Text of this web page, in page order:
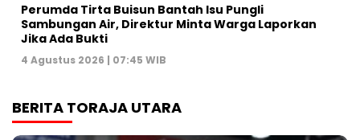
Perumda Tirta Buisun Bantah Isu Pungli
Sambungan Air, Direktur Minta Warga Laporkan
Jika Ada Bukti
4 Agustus 2026 | 07:45 WIB
BERITA TORAJA UTARA